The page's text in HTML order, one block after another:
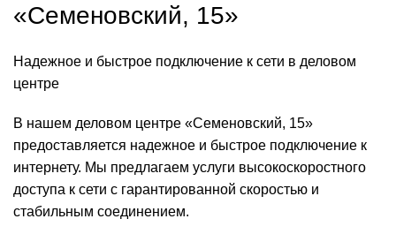
«Семеновский, 15»
Надежное и быстрое подключение к сети в деловом
центре
В нашем деловом центре «Семеновский, 15»
предоставляется надежное и быстрое подключение к
интернету. Мы предлагаем услуги высокоскоростного
доступа к сети с гарантированной скоростью и
стабильным соединением.